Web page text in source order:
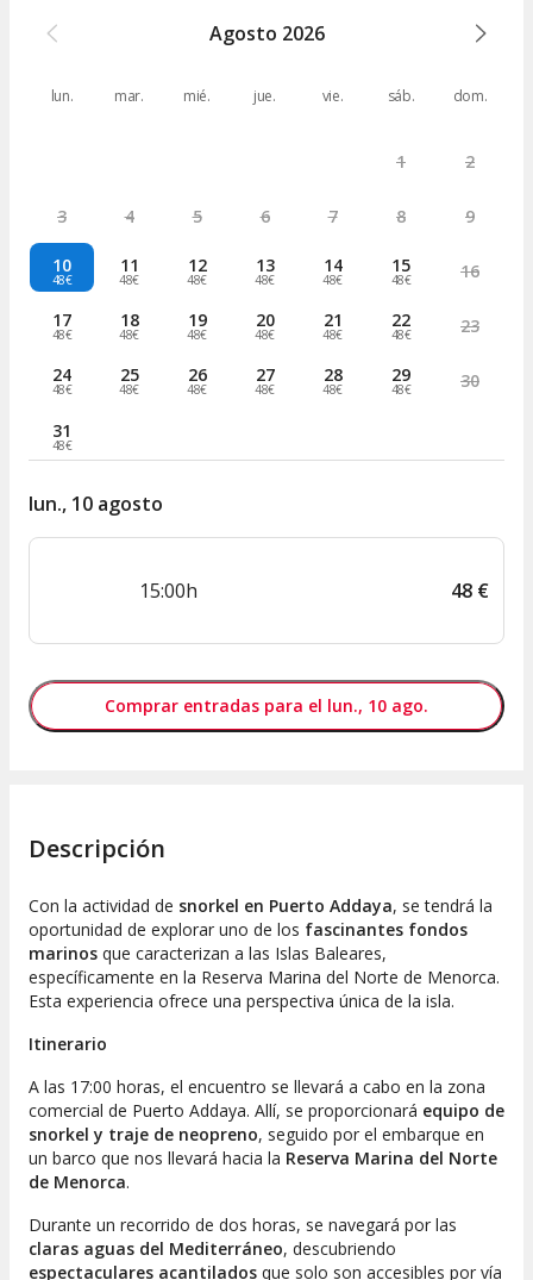
Agosto 2026
lun. mar. mié. jue. vie. sáb. dom.
1 2
3 4 5 6 7 8 9
10
48€
11
48€
12
48€
13
48€
14
48€
15
48€ 16
17
48€
18
48€
19
48€
20
48€
21
48€
22
48€ 23
24
48€
25
48€
26
48€
27
48€
28
48€
29
48€ 30
31
48€
lun., 10 agosto
15:00h 48 €
Comprar entradas para el lun., 10 ago.
Descripción
Con la actividad de snorkel en Puerto Addaya, se tendrá la
oportunidad de explorar uno de los fascinantes fondos
marinos que caracterizan a las Islas Baleares,
específicamente en la Reserva Marina del Norte de Menorca.
Esta experiencia ofrece una perspectiva única de la isla.
Itinerario
A las 17:00 horas, el encuentro se llevará a cabo en la zona
comercial de Puerto Addaya. Allí, se proporcionará equipo de
snorkel y traje de neopreno, seguido por el embarque en
un barco que nos llevará hacia la Reserva Marina del Norte
de Menorca.
Durante un recorrido de dos horas, se navegará por las
claras aguas del Mediterráneo, descubriendo
espectaculares acantilados que solo son accesibles por vía